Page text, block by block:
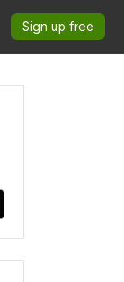
Sign up free